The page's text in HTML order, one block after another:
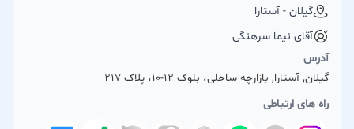
گیلان - آستارا
آقای نیما سرهنگی
آدرس
گیلان, آستارا, بازارچه ساحلی، بلوک 12-10، پلاک 217
راه های ارتباطی